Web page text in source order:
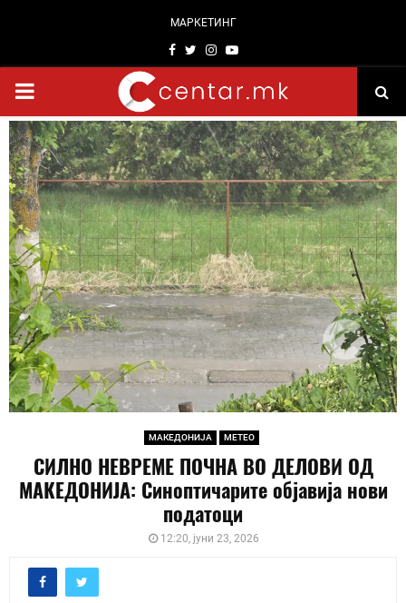
МАРКЕТИНГ
Facebook
TwitterInstagram
Youtube
PRIMARY
MENU
МАКЕДОНИЈА МЕТЕО
СИЛНО НЕВРЕМЕ ПОЧНА ВО ДЕЛОВИ ОД
МАКЕДОНИЈА: Синоптичарите објавија нови
податоци
12:20, јуни 23, 2026